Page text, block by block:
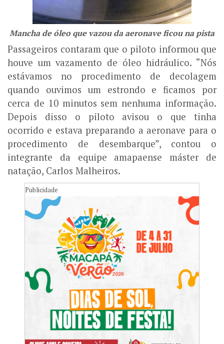
Mancha de óleo que vazou da aeronave ficou na pista
Passageiros contaram que o piloto informou que
houve um vazamento de óleo hidráulico. “Nós
estávamos no procedimento de decolagem
quando ouvimos um estrondo e ficamos por
cerca de 10 minutos sem nenhuma informação.
Depois disso o piloto avisou o que tinha
ocorrido e estava preparando a aeronave para o
procedimento de desembarque”, contou o
integrante da equipe amapaense máster de
natação, Carlos Malheiros.
Publicidade